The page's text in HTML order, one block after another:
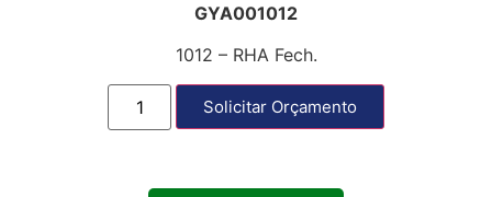
GYA001012
1012 – RHA Fech.
Solicitar Orçamento